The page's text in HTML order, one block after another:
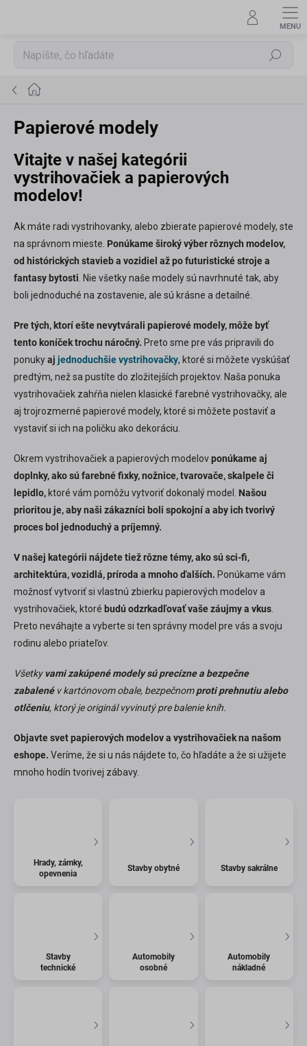
Hľadať
Domov
Papierové modely
Vitajte v našej kategórii
vystrihovačiek a papierových
modelov!
Ak máte radi vystrihovanky, alebo zbierate papierové modely, ste
na správnom mieste. Ponúkame široký výber rôznych modelov,
od histórických stavieb a vozidiel až po futuristické stroje a
fantasy bytosti . Nie všetky naše modely sú navrhnuté tak, aby
boli jednoduché na zostavenie, ale sú krásne a detailné.
Pre tých, ktorí ešte nevytvárali papierové modely, môže byť
tento koníček trochu náročný. Preto sme pre vás pripravili do
ponukyaj jednoduchšie vystrihovačky, ktoré si môžete vyskúšať
predtým, než sa pustíte do zložitejších projektov. Naša ponuka
vystrihovačiek zahŕňa nielen klasické farebné vystrihovačky, ale
aj trojrozmerné papierové modely, ktoré si môžete postaviť a
vystaviť si ich na poličku ako dekoráciu.
Okrem vystrihovačiek a papierových modelovponúkame aj
doplnky, ako sú farebné fixky, nožnice, tvarovače, skalpele či
lepidlo, ktoré vám pomôžu vytvoriť dokonalý model. Našou
prioritou je, aby naši zákazníci boli spokojní a aby ich tvorivý
proces bol jednoduchý a príjemný.
V našej kategórii nájdete tiež rôzne témy, ako sú sci-fi,
architektúra, vozidlá, príroda a mnoho ďalších. Ponúkame vám
možnosť vytvoriť si vlastnú zbierku papierových modelov a
vystrihovačiek, ktoré budú odzrkadľovať vaše záujmy a vkus
Preto neváhajte a vyberte si ten správny model pre vás a svoju
rodinu alebo priateľov.
Všetky vami zakúpené modely sú precízne a bezpečne
zabalenév kartónovom obale, bezpečnomproti prehnutiu alebo
otlčeniu, ktorý je originál vyvinutý pre balenie kníh.
Objavte svet papierových modelov a vystrihovačiek na našom
eshope. Veríme, že si u nás nájdete to, čo hľadáte a že si užijete
mnoho hodín tvorivej zábavy.
Hrady, zámky,
opevnenia
Stavby obytné Stavby sakrálne
Stavby
technické
Automobily
osobné
Automobily
nákladné